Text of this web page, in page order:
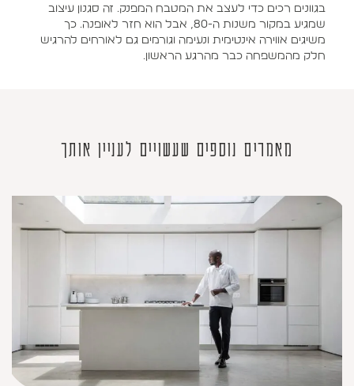
בגוונים רכים כדי לעצב את המטבח המפנק. זה סגנון עיצוב
שמגיע במקור משנות ה-80, אבל הוא חזר לאופנה. כך
משיגים אווירה אינטימית ונעימה וגורמים גם לאורחים להרגיש
חלק מהמשפחה כבר מהרגע הראשון.
מאמרים נוספים שעשויים לעניין אותך